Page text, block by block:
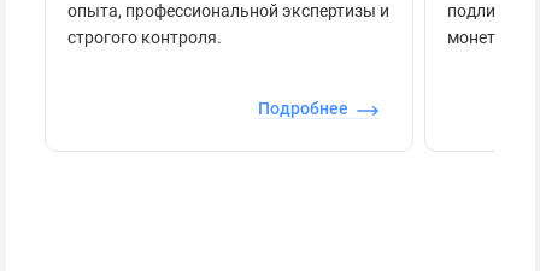
опыта, профессиональной экспертизы и
строгого контроля.
Подробнее
монеты.